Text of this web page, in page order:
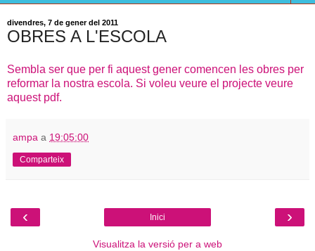
divendres, 7 de gener del 2011
OBRES A L'ESCOLA
Sembla ser que per fi aquest gener comencen les obres per
reformar la nostra escola. Si voleu veure el projecte veure
aquest pdf.
ampa a 19:05:00
Comparteix
‹ ›
Inici
Visualitza la versió per a web